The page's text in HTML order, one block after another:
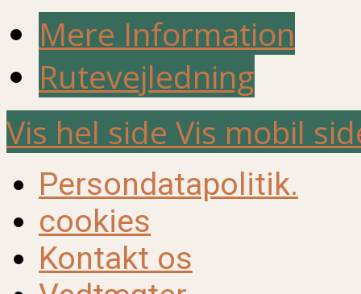
Mere Information
Rutevejledning
Vis hel side Vis mobil
Persondatapolitik.
cookies
Kontakt os